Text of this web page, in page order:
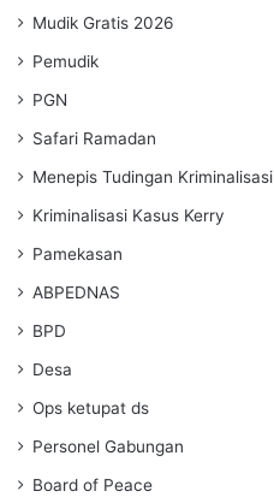
Mudik Gratis 2026
Pemudik
PGN
Safari Ramadan
Menepis Tudingan Kriminalisasi
Kriminalisasi Kasus Kerry
Pamekasan
ABPEDNAS
BPD
Desa
Ops ketupat ds
Personel Gabungan
Board of Peace